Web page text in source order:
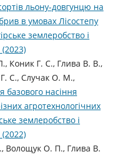
льону-довгунцю на
в умовах Лісостепу
землеробство і
Коник Г. С., Глива В. В.,
С., Случак О. М.,
базового насіння
агротехнологічних
землеробство і
Волощук О. П., Глива В.